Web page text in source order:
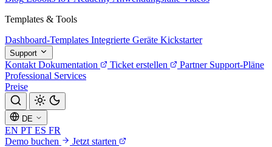
Templates & Tools
Dashboard-Templates Integrierte Geräte Kickstarter
Support
Kontakt Dokumentation Ticket erstellen Partner Support-Pläne
Professional Services
Preise
DE
EN PT ES FR
Demo buchen
Jetzt starten